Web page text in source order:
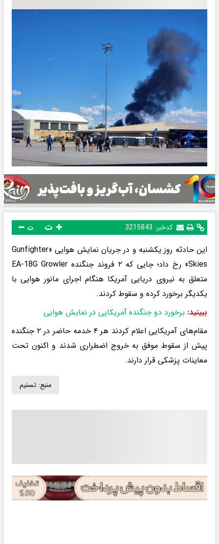
کدخبر: 3215843 ت
این حادثه روز یکشنبه و در جریان نمایش هوایی «Gunfighter
Skies» رخ داد؛ جایی که ۲ فروند جنگنده EA-18G Growler
متعلق به نیروی دریایی آمریکا هنگام اجرای مانور هوایی با
یکدیگر برخورد کرده و سقوط کردند.
ببینید: برخورد دو جنگنده آمریکایی در نمایش هوایی
مقام‌های آمریکایی اعلام کردند هر ۴ خدمه حاضر در ۲ جنگنده
پیش از سقوط موفق به خروج اضطراری شدند و اکنون تحت
معاینات پزشکی قرار دارند.
منبع: تسنیم